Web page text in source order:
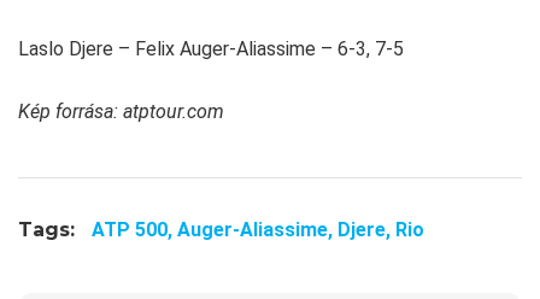
Laslo Djere – Felix Auger-Aliassime – 6-3, 7-5
Kép forrása: atptour.com
Tags: ATP 500, Auger-Aliassime, Djere, Rio